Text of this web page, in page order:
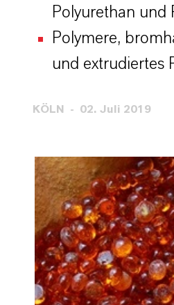
Polyurethan und
Polymere,
und extrudiertes
KÖLN 02. Juli 2019